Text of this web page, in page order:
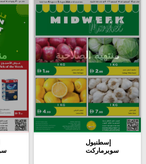
منتهية الصلاحية
إسطنبول
سوبرماركت